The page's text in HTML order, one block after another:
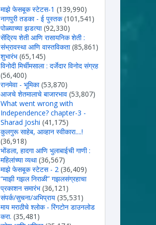
माझे फेसबूक स्टेटस-1 (139,990)
नागपुरी तडका - ई पुस्तक (101,541)
पोळ्याच्या झडत्या (92,330)
सेंद्रिय शेती आणि रासायनिक शेती :
संभ्रावस्था आणि वास्तविकता (85,861)
शुभारंभ (65,145)
विनोदी मिर्चीमसाला : दर्जेदार विनोद संग्रह
(56,400)
रानमेवा - भूमिका (53,870)
आजचे शेतमालाचे बाजारभाव (53,807)
What went wrong with
Independence? chapter-3 -
Sharad Joshi (41,175)
कुलगुरू साहेब, आव्हान स्वीकारा....!
(36,918)
भोंडला, हादगा आणि भुलाबाईची गाणी :
महिलांच्या व्यथा (36,567)
माझे फेसबूक स्टेटस - 2 (36,409)
“माझी गझल निराळी” गझलसंग्रहाचा
प्रकाशन समारंभ (36,121)
संपर्क/सुचना/अभिप्राय (35,531)
माय मराठीचे श्लोक - रिंगटोन डाउनलोड
करा. (35,481)